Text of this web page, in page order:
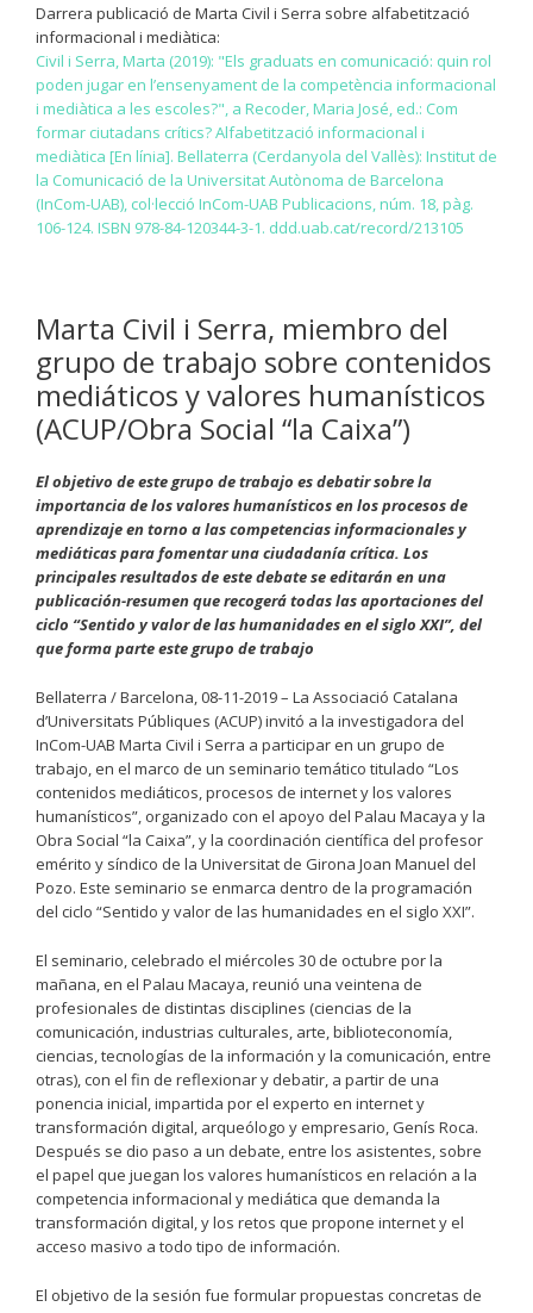
Darrera publicació de Marta Civil i Serra sobre alfabetització
informacional i mediàtica:
Civil i Serra, Marta (2019): "Els graduats en comunicació: quin rol
poden jugar en l’ensenyament de la competència informacional
i mediàtica a les escoles?", a Recoder, Maria José, ed.: Com
formar ciutadans crítics? Alfabetització informacional i
mediàtica [En línia]. Bellaterra (Cerdanyola del Vallès): Institut de
la Comunicació de la Universitat Autònoma de Barcelona
(InCom-UAB), col·lecció InCom-UAB Publicacions, núm. 18, pàg.
106-124. ISBN 978-84-120344-3-1. ddd.uab.cat/record/213105
Marta Civil i Serra, miembro del
grupo de trabajo sobre contenidos
mediáticos y valores humanísticos
(ACUP/Obra Social “la Caixa”)
El objetivo de este grupo de trabajo es debatir sobre la
importancia de los valores humanísticos en los procesos de
aprendizaje en torno a las competencias informacionales y
mediáticas para fomentar una ciudadanía crítica. Los
principales resultados de este debate se editarán en una
publicación-resumen que recogerá todas las aportaciones del
ciclo “Sentido y valor de las humanidades en el siglo XXI”, del
que forma parte este grupo de trabajo
Bellaterra / Barcelona, 08-11-2019 – La Associació Catalana
d’Universitats Públiques (ACUP) invitó a la investigadora del
InCom-UAB Marta Civil i Serra a participar en un grupo de
trabajo, en el marco de un seminario temático titulado “Los
contenidos mediáticos, procesos de internet y los valores
humanísticos”, organizado con el apoyo del Palau Macaya y la
Obra Social “la Caixa”, y la coordinación científica del profesor
emérito y síndico de la Universitat de Girona Joan Manuel del
Pozo. Este seminario se enmarca dentro de la programación
del ciclo “Sentido y valor de las humanidades en el siglo XXI”.
El seminario, celebrado el miércoles 30 de octubre por la
mañana, en el Palau Macaya, reunió una veintena de
profesionales de distintas disciplines (ciencias de la
comunicación, industrias culturales, arte, biblioteconomía,
ciencias, tecnologías de la información y la comunicación, entre
otras), con el fin de reflexionar y debatir, a partir de una
ponencia inicial, impartida por el experto en internet y
transformación digital, arqueólogo y empresario, Genís Roca.
Después se dio paso a un debate, entre los asistentes, sobre
el papel que juegan los valores humanísticos en relación a la
competencia informacional y mediática que demanda la
transformación digital, y los retos que propone internet y el
acceso masivo a todo tipo de información.
El objetivo de la sesión fue formular propuestas concretas de